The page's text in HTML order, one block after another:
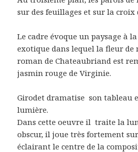
sur des feuillages et sur la
Le cadre évoque un paysage à
exotique dans lequel la fleur de
roman de Chateaubriand est
jasmin rouge de Virginie.
Girodet dramatise son tableau
lumière.
Dans cette oeuvre il traite la
obscur, il joue très fortement
éclairant le centre de la